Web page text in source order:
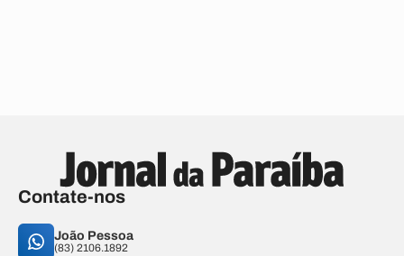
Contate-nos
João Pessoa
(83) 2106.1892